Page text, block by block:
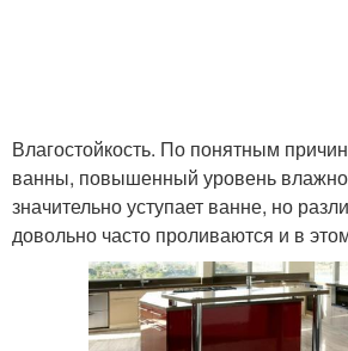
Влагостойкость. По понятным
ванны, повышенный уровень
значительно уступает ванне, но
довольно часто проливаются и в